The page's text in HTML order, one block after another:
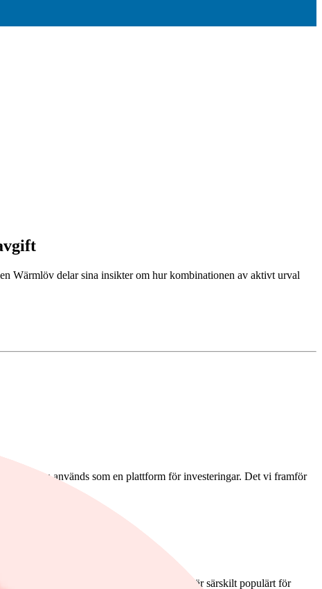
Wärmlöv delar sina insikter om hur kombinationen av aktivt urval
som används som en plattform för investeringar. Det vi framför
valt en global aktieindexfond.
en målvikt i fonden. Om något innehav är särskilt populärt för